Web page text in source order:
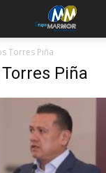
Torres Piña
Piña